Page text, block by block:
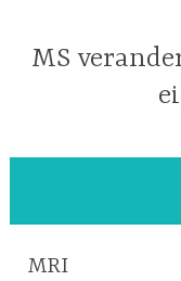
inhoud
MS
MRI